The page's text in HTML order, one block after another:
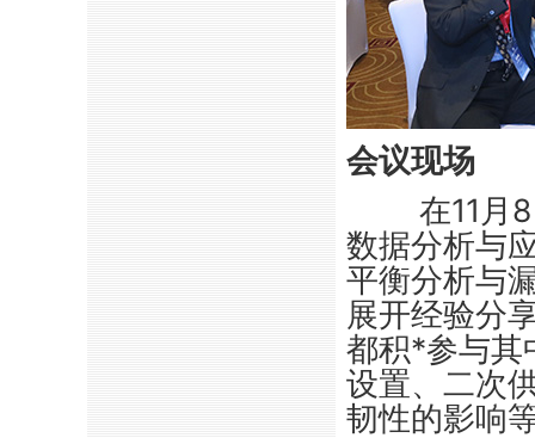
会议现场
在11月
数据分析与
平衡分析与
展开经验分
都积*参与其
设置、二次
韧性的影响